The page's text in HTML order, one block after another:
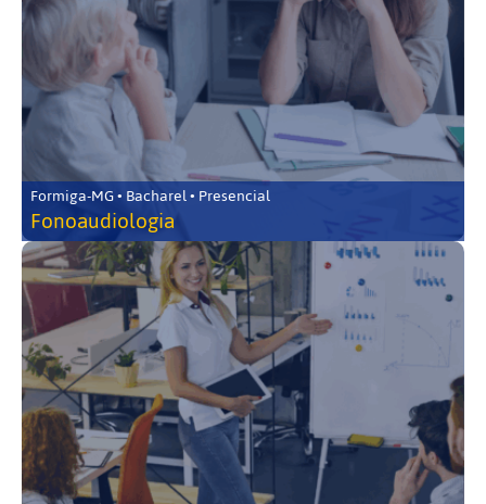
Formiga-MG • Bacharel • Presencial
Fonoaudiologia